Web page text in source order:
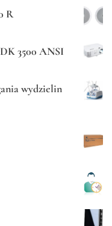
R
3500 ANSI
wydzielin